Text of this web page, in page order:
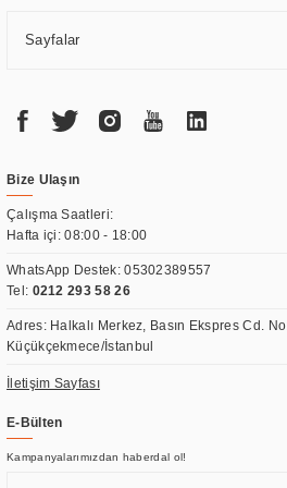
Sayfalar
Bize Ulaşın
Çalışma Saatleri:
Hafta içi: 08:00 - 18:00
WhatsApp Destek:05302389557
Tel: 0212 293 58 26
Adres: Halkalı Merkez, Basın Ekspres Cd.
Küçükçekmece/İstanbul
İletişim Sayfası
E-Bülten
Kampanyalarımızdan haberdal ol!